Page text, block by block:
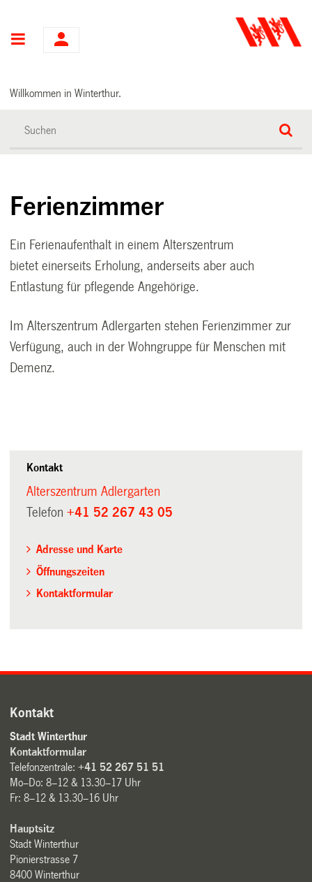
Hauptnavigation
Willkommen in Winterthur.
Ferienzimmer
Ein Ferienaufenthalt in einem Alterszentrum
bietet einerseits Erholung, anderseits aber auch
Entlastung für pflegende Angehörige.
Im Alterszentrum Adlergarten stehen Ferienzimmer zur
Verfügung, auch in der Wohngruppe für Menschen mit
Demenz.
Kontakt
Alterszentrum Adlergarten
Telefon+41 52 267 43 05
Adresse und Karte
Öffnungszeiten
Kontaktformular
Kontakt
Stadt Winterthur
Kontaktformular
Telefonzentrale:+41 52 267 51 51
Mo–Do: 8–12 & 13.30–17 Uhr
Fr: 8–12 & 13.30–16 Uhr
Hauptsitz
Stadt Winterthur
Pionierstrasse 7
8400 Winterthur